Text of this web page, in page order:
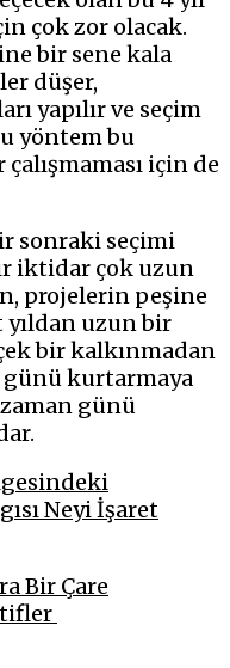
çok zor olacak.
bir sene kala
düşer,
yapılır ve seçim
yöntem bu
için de
sonraki seçimi
iktidar çok uzun
projelerin peşine
uzun bir
bir kalkınmadan
günü kurtarmaya
günü
Neyi İşaret
Bir Çare